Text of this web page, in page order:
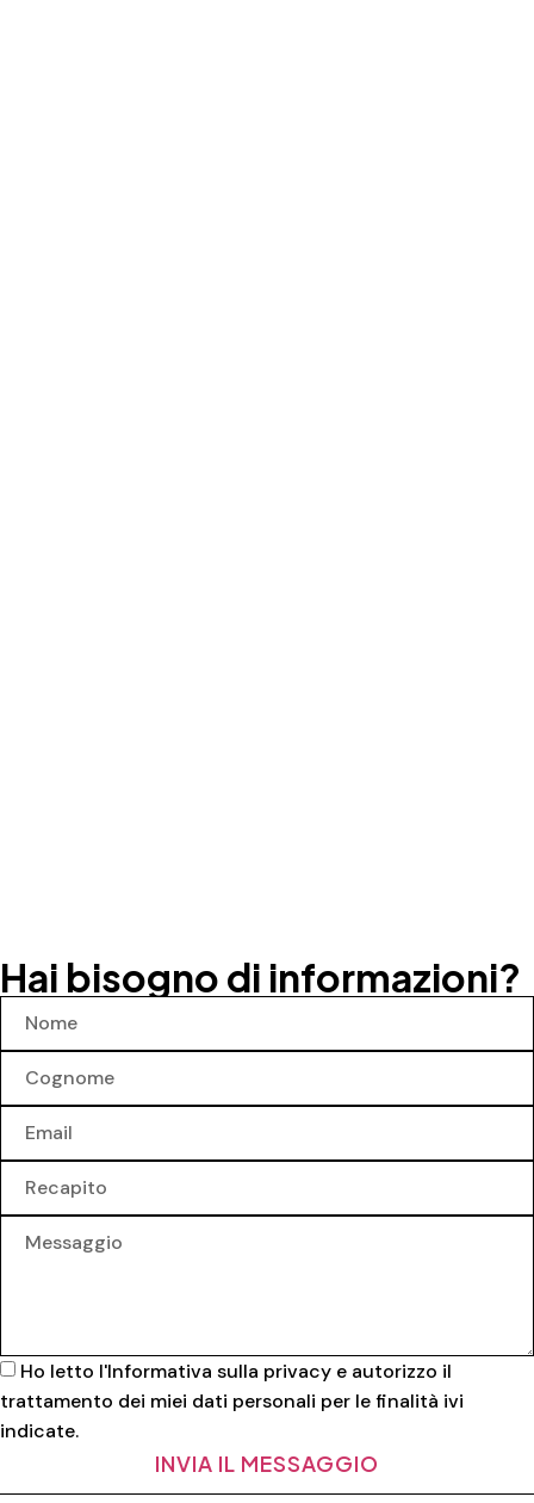
Hai bisogno di informazioni?
Ho letto l'Informativa sulla privacy e autorizzo il
trattamento dei miei dati personali per le finalità ivi
indicate.
INVIA IL MESSAGGIO